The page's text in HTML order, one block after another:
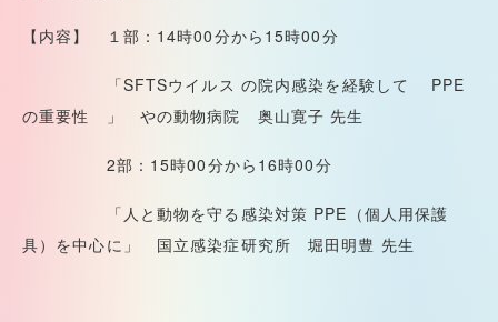
【内容】 １部：14時00分から15時00分
「SFTSウイルス の院内感染を経験して PPE
の重要性 」 やの動物病院 奥山寛子 先生
2部：15時00分から16時00分
「人と動物を守る感染対策 PPE（個人用保護
具）を中心に」 国立感染症研究所 堀田明豊 先生